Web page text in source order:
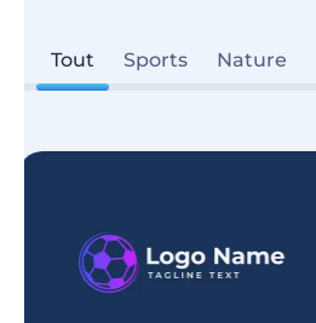
Tout Sports Nature